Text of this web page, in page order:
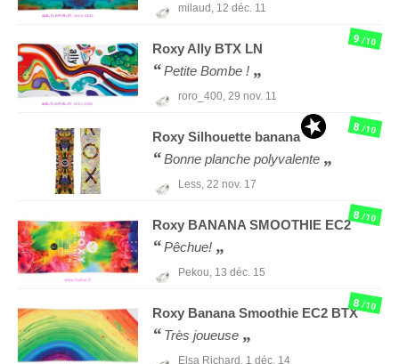
milaud, 12 déc. 11
Roxy Ally BTX LN
Petite Bombe !
roro_400, 29 nov. 11
9/10
Roxy Silhouette banana
Bonne planche polyvalente
Less, 22 nov. 17
8/10
Roxy BANANA SMOOTHIE EC2
Pêchue!
Pekou, 13 déc. 15
8/10
Roxy Banana Smoothie EC2 BTX
Très joueuse
Elsa Richard, 1 déc. 14
8/10